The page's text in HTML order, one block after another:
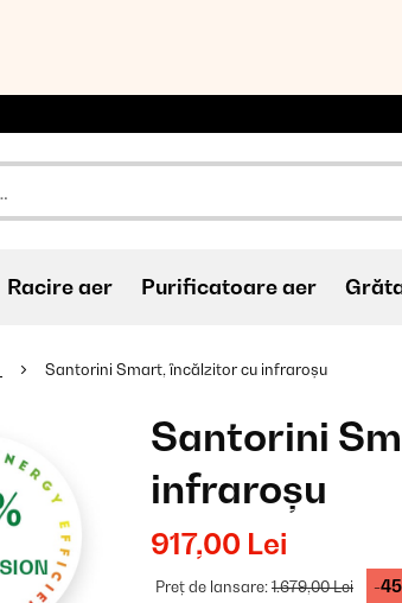
Racire aer Purificatoare aer
Santorini Smart, încălzitor cu infraroșu
Santorini
infraroșu
917,00 Lei
Preț de lansare:1.679,00 Lei -